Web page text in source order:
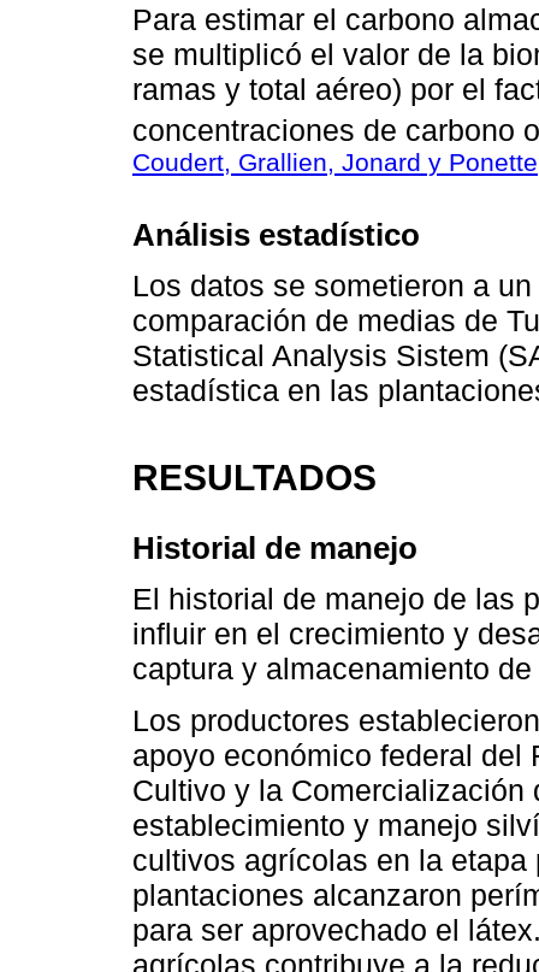
Para estimar el carbono
se multiplicó el valor de la
ramas y total aéreo) por el
concentraciones de carbono
Coudert, Grallien, Jonard y
Análisis estadístico
Los datos se sometieron a
comparación de medias de
Statistical Analysis Sistem
estadística en las
RESULTADOS
Historial de manejo
El historial de manejo de las
influir en el crecimiento y
captura y almacenamiento
Los productores
apoyo económico federal del
Cultivo y la Comercialización
establecimiento y manejo
cultivos agrícolas en la
plantaciones alcanzaron
para ser aprovechado el
agrícolas contribuye a la